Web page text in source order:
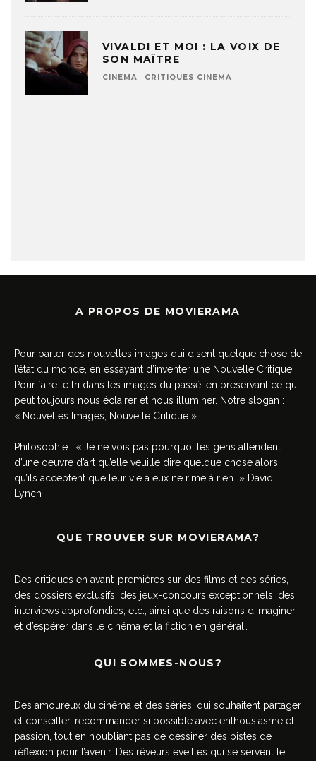
VIVALDI ET MOI : LA VOIX DE
SON MAÎTRE
CINEMA CRITIQUES CINEMA
A PROPOS DE MOVIERAMA
Pour parler des nouvelles images qui disent quelque chose de
l’état du monde, en essayant d’inventer une Nouvelle Critique.
Pour faire le tri dans les images du passé, en préservant ce qui
peut toujours nous éclairer et nous illuminer. Notre slogan :
« Nouvelles Images, Nouvelle Critique »
Philosophie : « Je ne vois pas pourquoi les gens attendent
d’une oeuvre d’art qu’elle veuille dire quelque chose alors
qu’ils acceptent que leur vie à eux ne rime à rien » David
Lynch
QUE TROUVER SUR MOVIERAMA?
Des critiques en avant-premières sur des films et des séries,
des dossiers exclusifs, des jeux-concours exceptionnels, des
interviews approfondies, etc., ainsi que des raisons d’imaginer
et d’espérer dans le cinéma et la fiction en général…
QUI SOMMES-NOUS?
Des amoureux du cinéma et des séries, qui souhaitent partager
et conseiller, recommander si possible avec enthousiasme et
passion, tout en n’oubliant pas de dessiner des pistes de
réflexion pour l’avenir. Des rêveurs éveillés qui se servent le